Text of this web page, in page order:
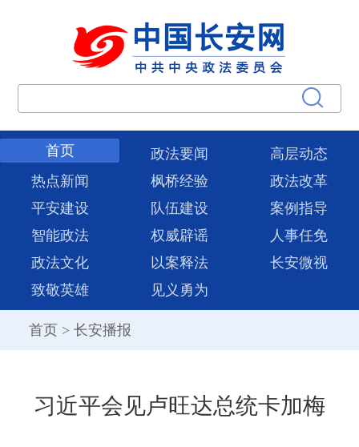
首页 政法要闻
高层动态
热点新闻
枫桥经验
政法改革
平安建设
队伍建设
案例指导
智能政法
权威辟谣
人事任免
政法文化
以案释法
长安微视
致敬英雄
见义勇为
首页 > 长安播报
习近平会见卢旺达总统卡加梅